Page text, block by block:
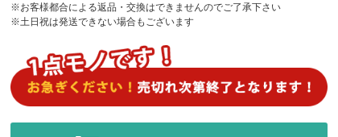
※お客様都合による返品・交換はできませんのでご了承下さい
※土日祝は発送できない場合もございます